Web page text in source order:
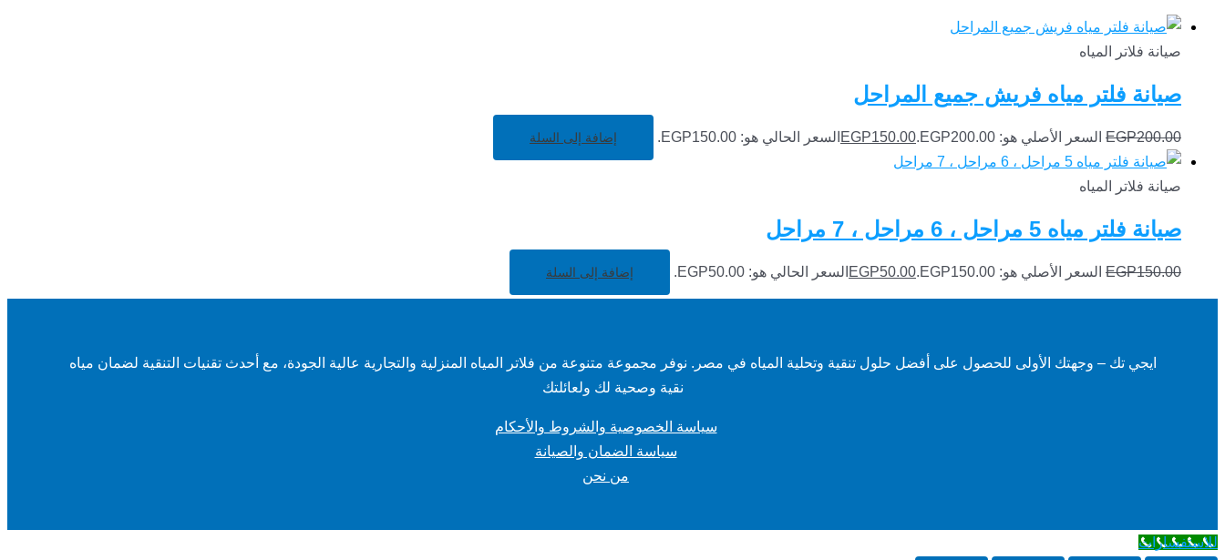
صيانة فلاتر المياه
صيانة فلتر مياه فريش جميع المراحل
EGP200.00 السعر الأصلي هو: EGP200.00. EGP150.00 السعر الحالي هو: EGP150.00. إضافة إلى السلة
صيانة فلاتر المياه
صيانة فلتر مياه 5 مراحل ، 6 مراحل ، 7 مراحل
EGP150.00 السعر الأصلي هو: EGP150.00. EGP50.00 السعر الحالي هو: EGP50.00. إضافة إلى السلة
ايجي تك – وجهتك الأولى للحصول على أفضل حلول تنقية وتحلية المياه في مصر. نوفر مجموعة متنوعة من فلاتر المياه المنزلية والتجارية عالية الجودة، مع أحدث تقنيات التنقية لضمان مياه
نقية وصحية لك ولعائلتك
سياسة الخصوصية والشروط والأحكام
سياسة الضمان والصيانة
من نحن
للاستفسارات